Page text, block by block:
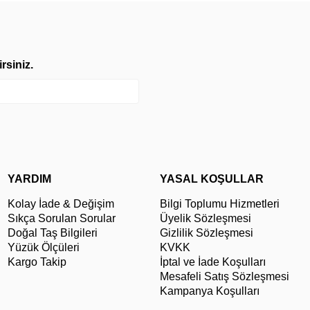
YARDIM
Kolay İade & Değişim
Sıkça Sorulan Sorular
Doğal Taş Bilgileri
Yüzük Ölçüleri
Kargo Takip
YASAL KOŞULLAR
Bilgi Toplumu Hizmetleri
Üyelik Sözleşmesi
Gizlilik Sözleşmesi
KVKK
İptal ve İade Koşulları
Mesafeli Satış Sözleşmesi
Kampanya Koşulları